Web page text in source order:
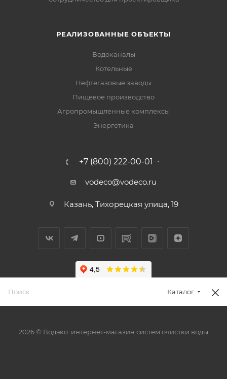
РЕАЛИЗОВАННЫЕ ОБЪЕКТЫ
Водоканалы
Котельные
Нефтегазовые заводы
Пищевое производство
Агропромышленные комплексы
Энергетика
+7 (800) 222-00-01
vodeco@vodeco.ru
Казань, Тихорецкая улица, 19
2026 © Водэко: интернет-магазин систем очистки воды
Каталог